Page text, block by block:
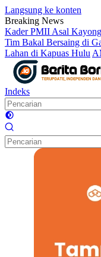
Langsung ke konten
Breaking News
Kader PMII Asal
Tim Bakal Bersaing di
Lahan di Kapuas Hulu
Indeks